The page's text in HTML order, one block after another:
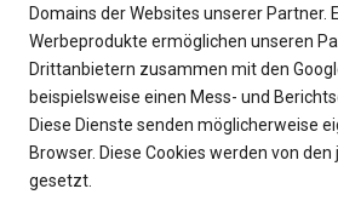
Domains der Websites unserer Partner.
Werbeprodukte ermöglichen unseren
Drittanbietern zusammen mit den
beispielsweise einen Mess- und
Diese Dienste senden möglicherweise
Browser. Diese Cookies werden von
gesetzt.